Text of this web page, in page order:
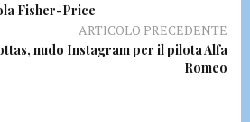
Fisher-Price
ARTICOLO PRECEDENTE
nudo Instagram per il pilota Alfa
Romeo